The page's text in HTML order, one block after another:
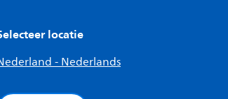
locatie
- Nederlands